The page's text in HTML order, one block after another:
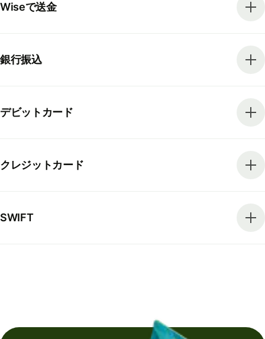
Wiseで送金
銀行振込
デビットカード
クレジットカード
SWIFT